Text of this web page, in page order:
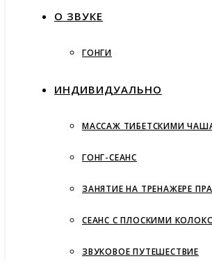
О ЗВУКЕ
ГОНГИ
ИНДИВИДУАЛЬНО
МАССАЖ ТИБЕТСКИМИ
ГОНГ-СЕАНС
ЗАНЯТИЕ НА ТРЕНАЖЕРЕ
СЕАНС С ПЛОСКИМИ
ЗВУКОВОЕ ПУТЕШЕСТВИЕ